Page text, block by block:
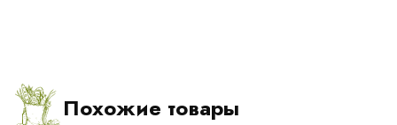
Похожие товары